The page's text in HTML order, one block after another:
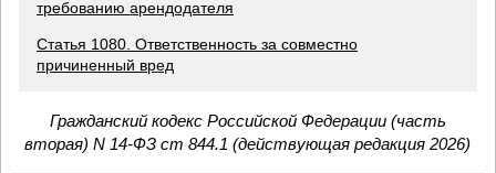
требованию арендодателя
Статья 1080. Ответственность за совместно
причиненный вред
Гражданский кодекс Российской Федерации (часть
вторая) N 14-ФЗ ст 844.1 (действующая редакция 2026)